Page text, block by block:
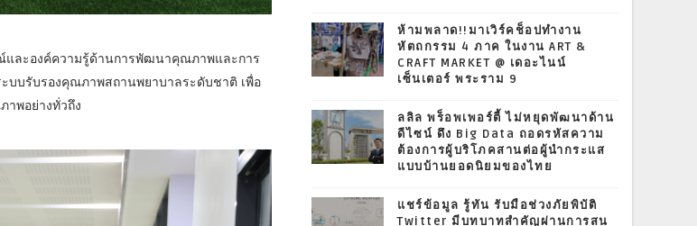
และองค์ความรู้ด้านการพัฒนาคุณภาพและการ
บบรับรองคุณภาพสถานพยาบาลระดับชาติ เพื่อ
าพอย่างทั่วถึง
ห้ามพลาด!!มาเวิร์คช็อปทำงาน
หัตถกรรม 4 ภาค ในงาน ART &
CRAFT MARKET @ เดอะไนน์
เซ็นเตอร์ พระราม 9
ลลิล พร็อพเพอร์ตี้ ไม่หยุดพัฒนาด้าน
ดีไซน์ ดึง Big Data ถอดรหัสความ
ต้องการผู้บริโภคสานต่อผู้นำกระแส
แบบบ้านยอดนิยมของไทย
แชร์ข้อมูล รู้ทัน รับมือช่วงภัยพิบัติ
Twitter มีบทบาทสำคัญผ่านการสน